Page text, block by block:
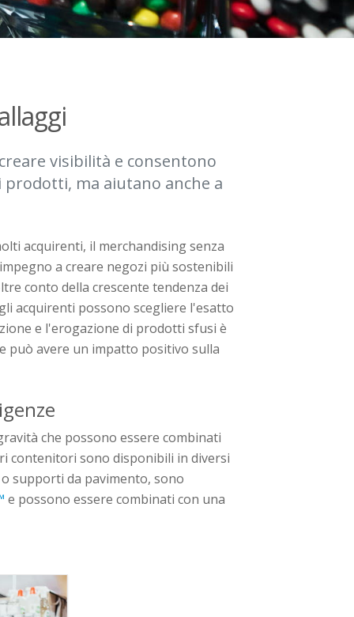
visibilità e consentono
ma aiutano anche a
acquirenti, il merchandising senza
a creare negozi più sostenibili
conto della crescente tendenza dei
acquirenti possono scegliere l'esatto
e l'erogazione di prodotti sfusi è
può avere un impatto positivo sulla
che possono essere combinati
contenitori sono disponibili in diversi
supporti da pavimento, sono
e possono essere combinati con una